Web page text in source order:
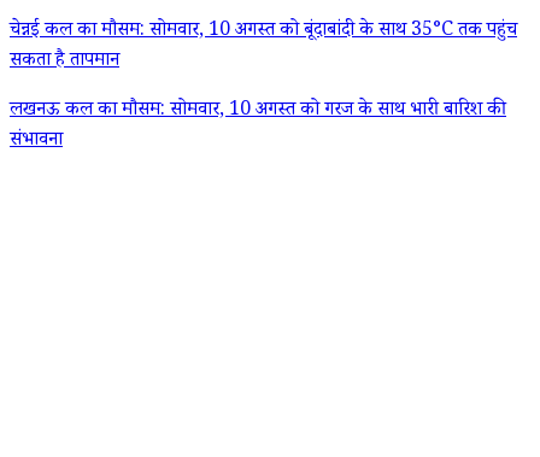
चेन्नई कल का मौसम: सोमवार, 10 अगस्त को बूंदाबांदी के साथ 35°C तक पहुंच
सकता है तापमान
लखनऊ कल का मौसम: सोमवार, 10 अगस्त को गरज के साथ भारी बारिश की
संभावना